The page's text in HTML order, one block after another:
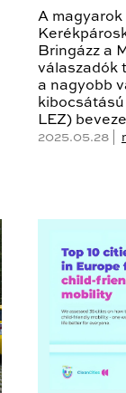
A
Bringázz a
válaszadók
a nagyobb
kibocsátású
LEZ)
2025.05.28 |